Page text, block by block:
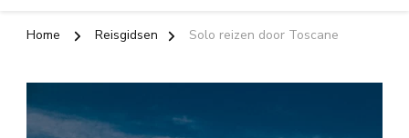
Home Reisgidsen Solo reizen door Toscane